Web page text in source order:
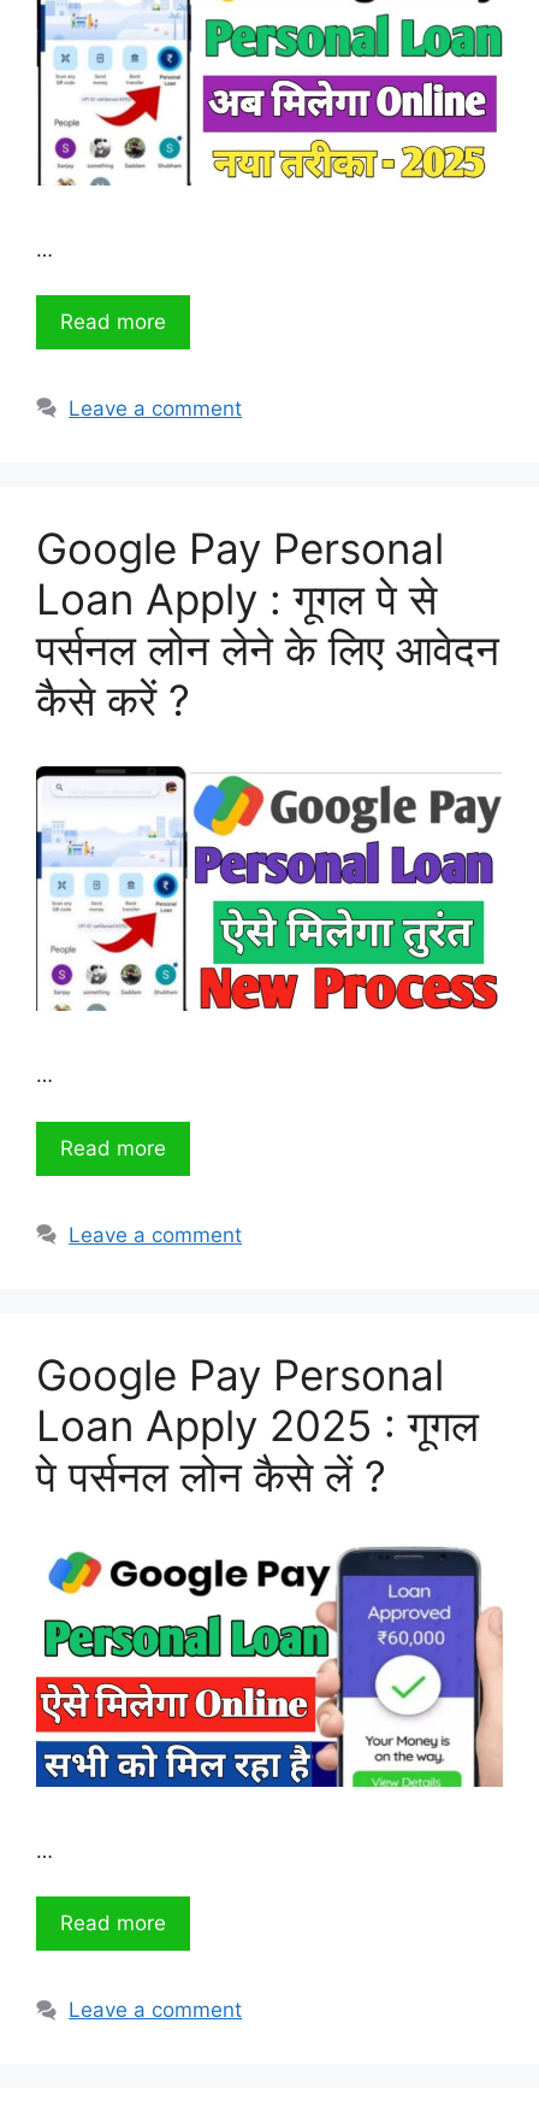
…
Read more
Leave a comment
Google Pay Personal
Loan Apply : गूगल पे से
पर्सनल लोन लेने के लिए आवेदन
कैसे करें ?
…
Read more
Leave a comment
Google Pay Personal
Loan Apply 2025 : गूगल
पे पर्सनल लोन कैसे लें ?
…
Read more
Leave a comment